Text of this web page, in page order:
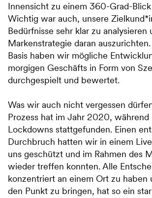
Innensicht zu einem 360-Grad-
Wichtig war auch, unsere
Bedürfnisse sehr klar zu analysieren
Markenstrategie daran
Basis haben wir mögliche
morgigen Geschäfts in Form von
durchgespielt und bewertet.
Was wir auch nicht vergessen
Prozess hat im Jahr 2020, während
Lockdowns stattgefunden. Einen
Durchbruch hatten wir in einem
uns geschützt und im Rahmen des
wieder treffen konnten. Alle
konzentriert an einem Ort zu haben
den Punkt zu bringen, hat so ein